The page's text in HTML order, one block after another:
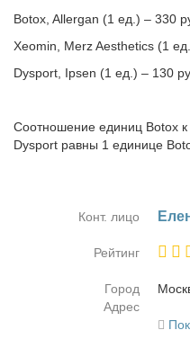
Botox, Allergan (1 ед.) – 330
Xeomin, Merz Aesthetics (1
Dysport, Ipsen (1 ед.) – 130
Соотношение единиц Botox
Dysport равны 1 единице
Конт. лицо
Рейтинг
Город
Адрес